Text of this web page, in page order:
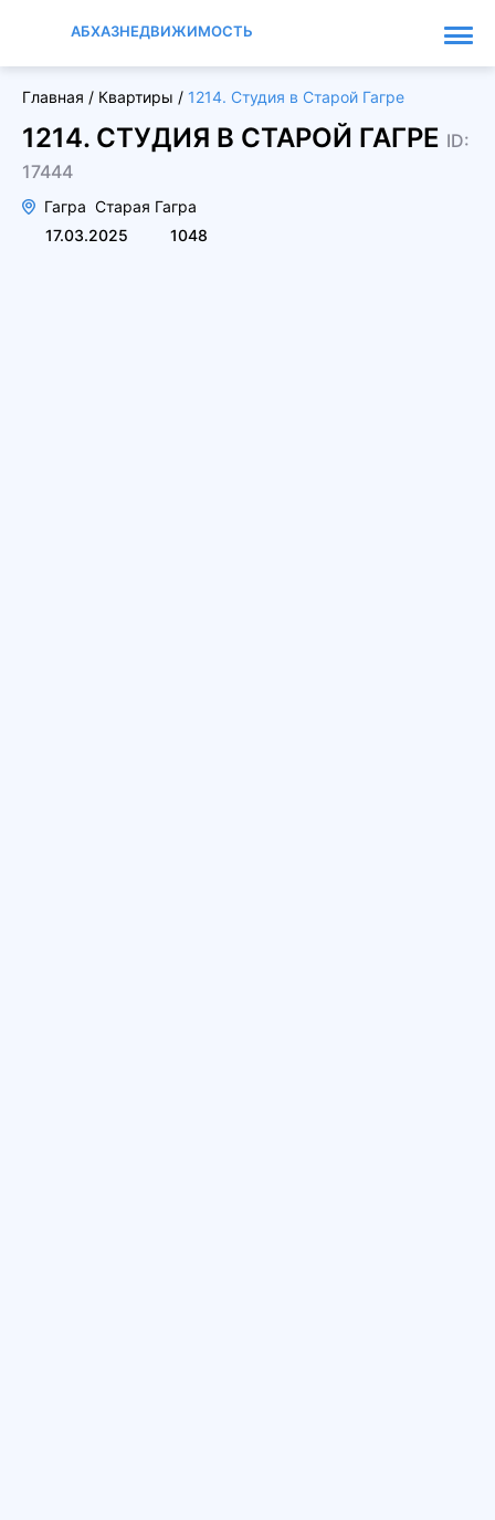
АБХАЗНЕДВИЖИМОСТЬ
Главная / Квартиры / 1214. Студия в Старой Гагре
1214. СТУДИЯ В СТАРОЙ ГАГРЕ ID:
17444
Гагра Старая Гагра
17.03.2025
1048